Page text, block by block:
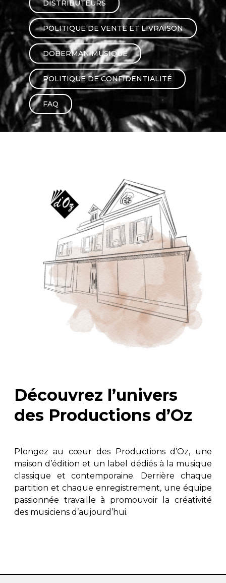
AUTRES PRODUITS
DISTRIBUTEURS
POLITIQUE DE VENTE ET LIVRAISON
DOBERMAN MUSIQUE
POLITIQUE DE CONFIDENTIALITÉ
FAQ
Découvrez l’univers
des Productions d’Oz
Plongez au cœur des Productions d’Oz, une
maison d’édition et un label dédiés à la musique
classique et contemporaine. Derrière chaque
partition et chaque enregistrement, une équipe
passionnée travaille à promouvoir la créativité
des musiciens d’aujourd’hui.